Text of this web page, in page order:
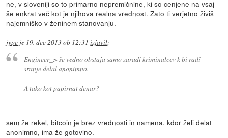
ne, v sloveniji so to primarno nepremičnine, ki so cenjene na vsaj
še enkrat več kot je njihova realna vrednost. Zato ti verjetno živiš
najemniško v ženinem stanovanju.
jype je 19. dec 2013 ob 12:31 izjavil:
Engineer_> še vedno obstaja samo zaradi kriminalcev k bi radi
sranje delal anonimno.
A tako kot papirnat denar?
sem že rekel, bitcoin je brez vrednosti in namena. kdor želi delat
anonimno, ima že gotovino.